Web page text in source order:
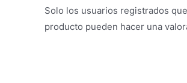
Solo los usuarios registrados
producto pueden hacer una